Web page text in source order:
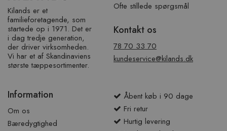
Kilands er et
familieforetagende, som
startede op i 1971. Det er
i dag tredje generation,
der driver virksomheden.
Vi har et af ​​Skandinaviens
største tæppesortimenter.
Ofte stillede spørgsmål
Kontakt os
78 70 33 70
kundeservice@kilands.dk
Information
Om os
Bæredygtighed
Åbent køb i 90 dage
Fri retur
Hurtig levering